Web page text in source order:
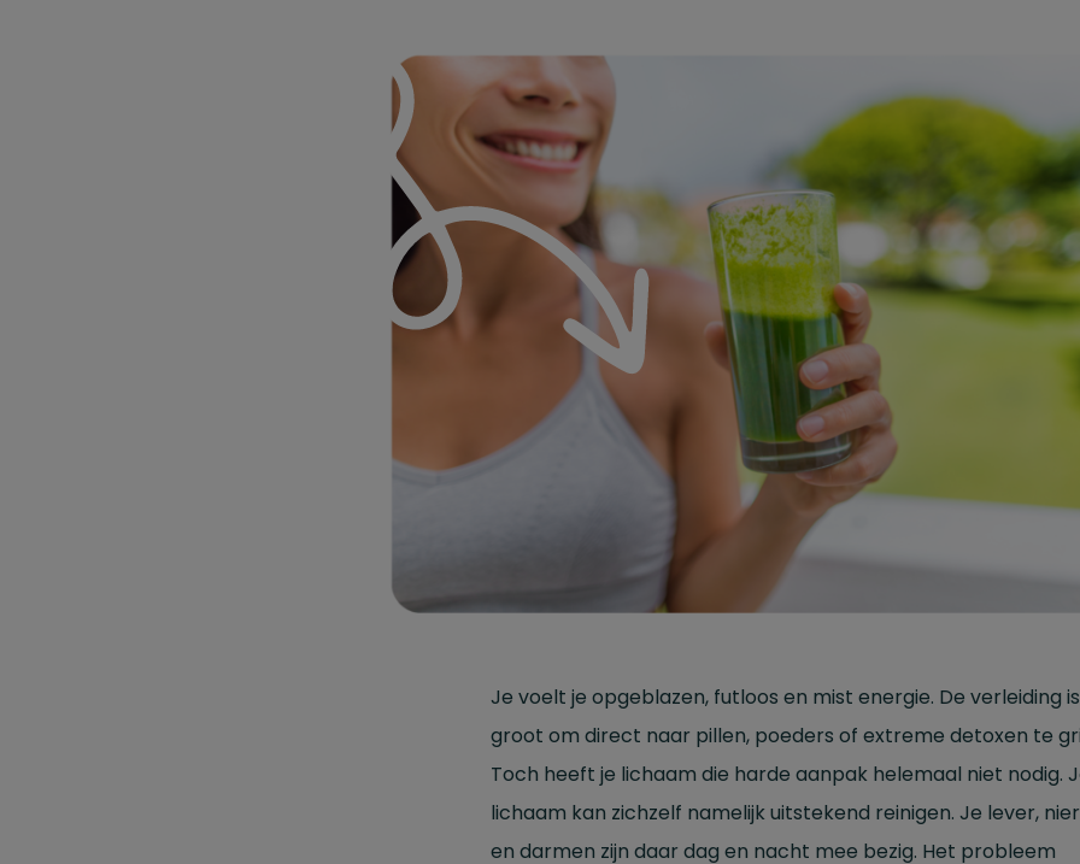
Je voelt je opgeblazen, futloos en mist energie. De verleiding is
groot om direct naar pillen, poeders of extreme detoxen te
Toch heeft je lichaam die harde aanpak helemaal niet nodig.
lichaam kan zichzelf namelijk uitstekend reinigen. Je lever,
en darmen zijn daar dag en nacht mee bezig. Het probleem